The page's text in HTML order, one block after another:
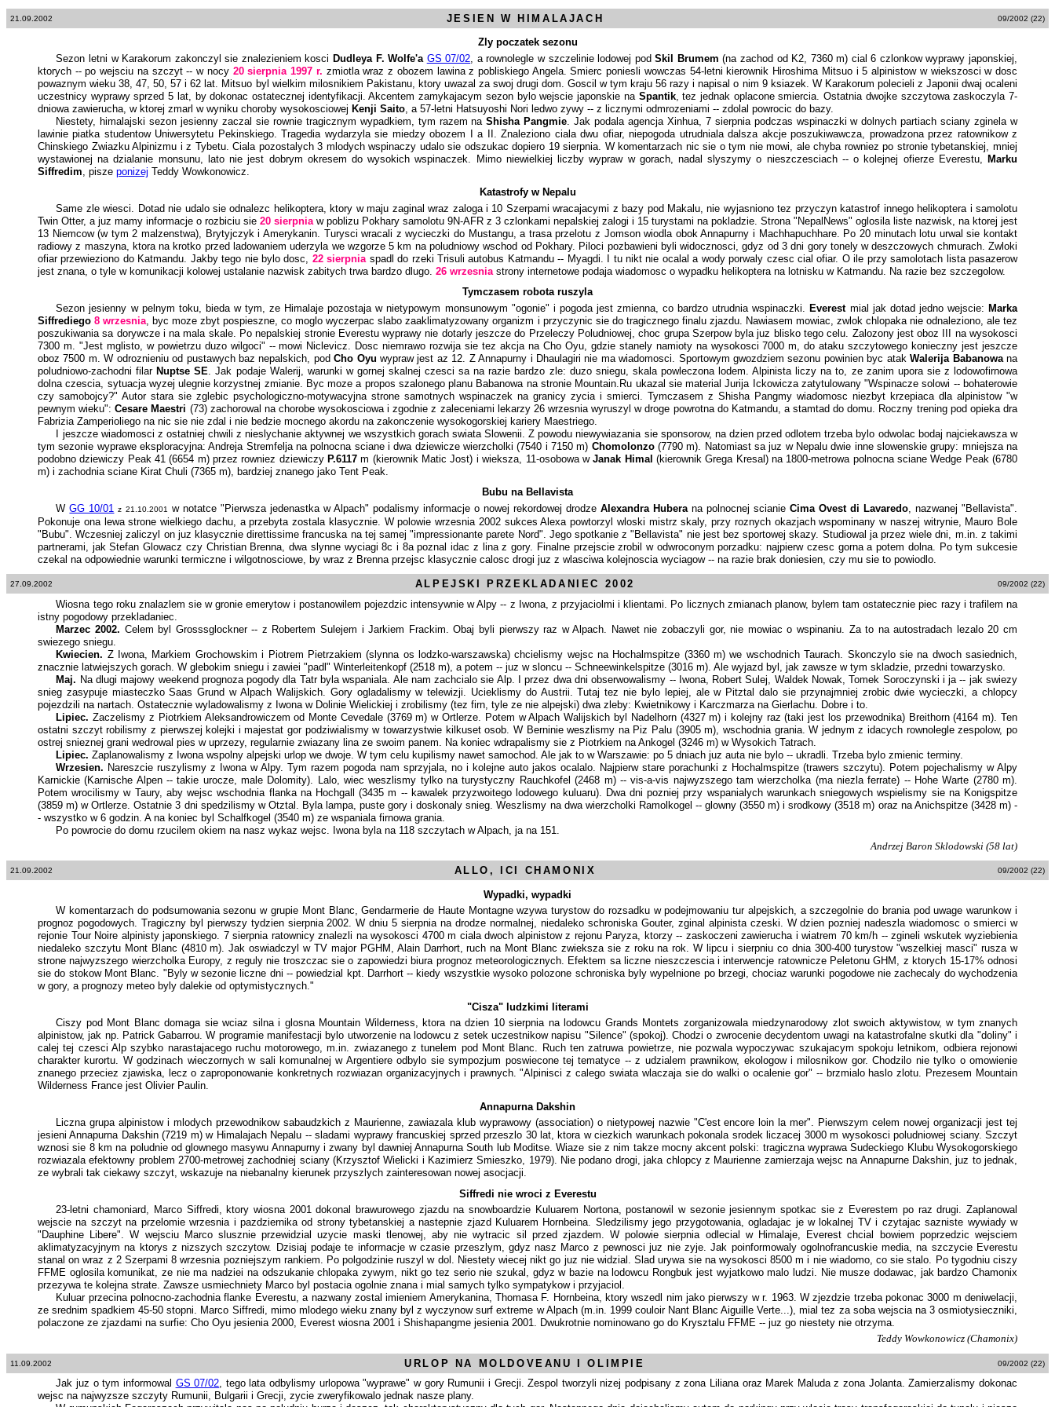
21.09.2002 JESIEN W HIMALAJACH 09/2002 (22)
Zly poczatek sezonu
Sezon letni w Karakorum zakonczyl sie znalezieniem kosci Dudleya F. Wolfe'a GS 07/02 , a rownolegle w szczelinie lodowej podSkil Brumem (na zachod od K2, 7360 m) cial 6 czlonkow wyprawy japonskiej,
ktorych -- po wejsciu na szczyt -- w nocy 20 sierpnia 1997 r. zmiotla wraz z obozem lawina z pobliskiego Angela. Smierc poniesli wowczas 54-letni kierownik Hiroshima Mitsuo i 5 alpinistow w wiekszosci w dosc
powaznym wieku 38, 47, 50, 57 i 62 lat. Mitsuo byl wielkim milosnikiem Pakistanu, ktory uwazal za swoj drugi dom. Goscil w tym kraju 56 razy i napisal o nim 9 ksiazek. W Karakorum polecieli z Japonii dwaj ocaleni
uczestnicy wyprawy sprzed 5 lat, by dokonac ostatecznej identyfikacji. Akcentem zamykajacym sezon bylo wejscie japonskie na Spantik, tez jednak oplacone smiercia. Ostatnia dwojke szczytowa zaskoczyla 7-
dniowa zawierucha, w ktorej zmarl w wyniku choroby wysokosciowej Kenji Saito , a 57-letni Hatsuyoshi Nori ledwo zywy -- z licznymi odmrozeniami -- zdolal powrocic do bazy.
Niestety, himalajski sezon jesienny zaczal sie rownie tragicznym wypadkiem, tym razem naShisha Pangmie . Jak podala agencja Xinhua, 7 sierpnia podczas wspinaczki w dolnych partiach sciany zginela w
lawinie piatka studentow Uniwersytetu Pekinskiego. Tragedia wydarzyla sie miedzy obozem I a II. Znaleziono ciala dwu ofiar, niepogoda utrudniala dalsza akcje poszukiwawcza, prowadzona przez ratownikow z
Chinskiego Zwiazku Alpinizmu i z Tybetu. Ciala pozostalych 3 mlodych wspinaczy udalo sie odszukac dopiero 19 sierpnia. W komentarzach nic sie o tym nie mowi, ale chyba rowniez po stronie tybetanskiej, mniej
wystawionej na dzialanie monsunu, lato nie jest dobrym okresem do wysokich wspinaczek. Mimo niewielkiej liczby wypraw w gorach, nadal slyszymy o nieszczesciach -- o kolejnej ofierze Everestu, Marku
Siffredim , pisze ponizej Teddy Wowkonowicz.
Katastrofy w Nepalu
Same zle wiesci. Dotad nie udalo sie odnalezc helikoptera, ktory w maju zaginal wraz zaloga i 10 Szerpami wracajacymi z bazy pod Makalu, nie wyjasniono tez przyczyn katastrof innego helikoptera i samolotu
Twin Otter, a juz mamy informacje o rozbiciu sie 20 sierpnia w poblizu Pokhary samolotu 9N-AFR z 3 czlonkami nepalskiej zalogi i 15 turystami na pokladzie. Strona "NepalNews" oglosila liste nazwisk, na ktorej jest
13 Niemcow (w tym 2 malzenstwa), Brytyjczyk i Amerykanin. Turysci wracali z wycieczki do Mustangu, a trasa przelotu z Jomson wiodla obok Annapurny i Machhapuchhare. Po 20 minutach lotu urwal sie kontakt
radiowy z maszyna, ktora na krotko przed ladowaniem uderzyla we wzgorze 5 km na poludniowy wschod od Pokhary. Piloci pozbawieni byli widocznosci, gdyz od 3 dni gory tonely w deszczowych chmurach. Zwloki
ofiar przewieziono do Katmandu. Jakby tego nie bylo dosc, 22 sierpnia spadl do rzeki Trisuli autobus Katmandu -- Myagdi. I tu nikt nie ocalal a wody porwaly czesc cial ofiar. O ile przy samolotach lista pasazerow
jest znana, o tyle w komunikacji kolowej ustalanie nazwisk zabitych trwa bardzo dlugo. 26 wrzesnia strony internetowe podaja wiadomosc o wypadku helikoptera na lotnisku w Katmandu. Na razie bez szczegolow.
Tymczasem robota ruszyla
Sezon jesienny w pelnym toku, bieda w tym, ze Himalaje pozostaja w nietypowym monsunowym "ogonie" i pogoda jest zmienna, co bardzo utrudnia wspinaczki.Everestmial jak dotad jedno wejscie:Marka
Siffrediego 8 wrzesnia , byc moze zbyt pospieszne, co moglo wyczerpac slabo zaaklimatyzowany organizm i przyczynic sie do tragicznego finalu zjazdu. Nawiasem mowiac, zwlok chlopaka nie odnaleziono, ale tez
poszukiwania sa dorywcze i na mala skale. Po nepalskiej stronie Everestu wyprawy nie dotarly jeszcze do Przeleczy Poludniowej, choc grupa Szerpow byla juz blisko tego celu. Zalozony jest oboz III na wysokosci
7300 m. "Jest mglisto, w powietrzu duzo wilgoci" -- mowi Niclevicz. Dosc niemrawo rozwija sie tez akcja na Cho Oyu, gdzie stanely namioty na wysokosci 7000 m, do ataku szczytowego konieczny jest jeszcze
oboz 7500 m. W odroznieniu od pustawych baz nepalskich, podCho Oyu wypraw jest az 12. Z Annapurny i Dhaulagiri nie ma wiadomosci. Sportowym gwozdziem sezonu powinien byc atakWalerija Babanowana
poludniowo-zachodni filarNuptse SE . Jak podaje Walerij, warunki w gornej skalnej czesci sa na razie bardzo zle: duzo sniegu, skala powleczona lodem. Alpinista liczy na to, ze zanim upora sie z lodowofirnowa
dolna czescia, sytuacja wyzej ulegnie korzystnej zmianie. Byc moze a propos szalonego planu Babanowa na stronie Mountain.Ru ukazal sie material Jurija Ickowicza zatytulowany "Wspinacze solowi -- bohaterowie
czy samobojcy?" Autor stara sie zglebic psychologiczno-motywacyjna strone samotnych wspinaczek na granicy zycia i smierci. Tymczasem z Shisha Pangmy wiadomosc niezbyt krzepiaca dla alpinistow "w
pewnym wieku":Cesare Maestri (73) zachorowal na chorobe wysokosciowa i zgodnie z zaleceniami lekarzy 26 wrzesnia wyruszyl w droge powrotna do Katmandu, a stamtad do domu. Roczny trening pod opieka dra
Fabrizia Zamperioliego na nic sie nie zdal i nie bedzie mocnego akordu na zakonczenie wysokogorskiej kariery Maestriego.
I jeszcze wiadomosci z ostatniej chwili z nieslychanie aktywnej we wszystkich gorach swiata Slowenii. Z powodu niewywiazania sie sponsorow, na dzien przed odlotem trzeba bylo odwolac bodaj najciekawsza w
tym sezonie wyprawe eksploracyjna: Andreja Stremfelja na polnocna sciane i dwa dziewicze wierzcholki (7540 i 7150 m) Chomolonzo(7790 m). Natomiast sa juz w Nepalu dwie inne slowenskie grupy: mniejsza na
podobno dziewiczy Peak 41 (6654 m) przez rowniez dziewiczyP.6117 m (kierownik Matic Jost) i wieksza, 11-osobowa wJanak Himal (kierownik Grega Kresal) na 1800-metrowa polnocna sciane Wedge Peak (6780
m) i zachodnia sciane Kirat Chuli (7365 m), bardziej znanego jako Tent Peak.
Bubu na Bellavista
WGG 10/01 z 21.10.2001 w notatce "Pierwsza jedenastka w Alpach" podalismy informacje o nowej rekordowej drodze Alexandra Huberana polnocnej scianie Cima Ovest di Lavaredo , nazwanej "Bellavista".
Pokonuje ona lewa strone wielkiego dachu, a przebyta zostala klasycznie. W polowie wrzesnia 2002 sukces Alexa powtorzyl wloski mistrz skaly, przy roznych okazjach wspominany w naszej witrynie, Mauro Bole
"Bubu". Wczesniej zaliczyl on juz klasycznie direttissime francuska na tej samej "impressionante parete Nord". Jego spotkanie z "Bellavista" nie jest bez sportowej skazy. Studiowal ja przez wiele dni, m.in. z takimi
partnerami, jak Stefan Glowacz czy Christian Brenna, dwa slynne wyciagi 8c i 8a poznal idac z lina z gory. Finalne przejscie zrobil w odwroconym porzadku: najpierw czesc gorna a potem dolna. Po tym sukcesie
czekal na odpowiednie warunki termiczne i wilgotnosciowe, by wraz z Brenna przejsc klasycznie calosc drogi juz z wlasciwa kolejnoscia wyciagow -- na razie brak doniesien, czy mu sie to powiodlo.
27.09.2002 ALPEJSKI PRZEKLADANIEC 2002 09/2002 (22)
Wiosna tego roku znalazlem sie w gronie emerytow i postanowilem pojezdzic intensywnie w Alpy -- z Iwona, z przyjaciolmi i klientami. Po licznych zmianach planow, bylem tam ostatecznie piec razy i trafilem na
istny pogodowy przekladaniec.
Marzec 2002. Celem byl Grosssglockner -- z Robertem Sulejem i Jarkiem Frackim. Obaj byli pierwszy raz w Alpach. Nawet nie zobaczyli gor, nie mowiac o wspinaniu. Za to na autostradach lezalo 20 cm
swiezego sniegu.
Kwiecien. Z Iwona, Markiem Grochowskim i Piotrem Pietrzakiem (slynna os lodzko-warszawska) chcielismy wejsc na Hochalmspitze (3360 m) we wschodnich Taurach. Skonczylo sie na dwoch sasiednich,
znacznie latwiejszych gorach. W glebokim sniegu i zawiei "padl" Winterleitenkopf (2518 m), a potem -- juz w sloncu -- Schneewinkelspitze (3016 m). Ale wyjazd byl, jak zawsze w tym skladzie, przedni towarzysko.
Maj. Na dlugi majowy weekend prognoza pogody dla Tatr byla wspaniala. Ale nam zachcialo sie Alp. I przez dwa dni obserwowalismy -- Iwona, Robert Sulej, Waldek Nowak, Tomek Soroczynski i ja -- jak swiezy
snieg zasypuje miasteczko Saas Grund w Alpach Walijskich. Gory ogladalismy w telewizji. Ucieklismy do Austrii. Tutaj tez nie bylo lepiej, ale w Pitztal dalo sie przynajmniej zrobic dwie wycieczki, a chlopcy
pojezdzili na nartach. Ostatecznie wyladowalismy z Iwona w Dolinie Wielickiej i zrobilismy (tez firn, tyle ze nie alpejski) dwa zleby: Kwietnikowy i Karczmarza na Gierlachu. Dobre i to.
Lipiec. Zaczelismy z Piotrkiem Aleksandrowiczem od Monte Cevedale (3769 m) w Ortlerze. Potem w Alpach Walijskich byl Nadelhorn (4327 m) i kolejny raz (taki jest los przewodnika) Breithorn (4164 m). Ten
ostatni szczyt robilismy z pierwszej kolejki i majestat gor podziwialismy w towarzystwie kilkuset osob. W Berninie weszlismy na Piz Palu (3905 m), wschodnia grania. W jednym z idacych rownolegle zespolow, po
ostrej snieznej grani wedrowal pies w uprzezy, regularnie zwiazany lina ze swoim panem. Na koniec wdrapalismy sie z Piotrkiem na Ankogel (3246 m) w Wysokich Tatrach.
Lipiec. Zaplanowalismy z Iwona wspolny alpejski urlop we dwoje. W tym celu kupilismy nawet samochod. Ale jak to w Warszawie: po 5 dniach juz auta nie bylo -- ukradli. Trzeba bylo zmienic terminy.
Wrzesien. Nareszcie ruszylismy z Iwona w Alpy. Tym razem pogoda nam sprzyjala, no i kolejne auto jakos ocalalo. Najpierw stare porachunki z Hochalmspitze (trawers szczytu). Potem pojechalismy w Alpy
Karnickie (Karnische Alpen -- takie urocze, male Dolomity). Lalo, wiec weszlismy tylko na turystyczny Rauchkofel (2468 m) -- vis-a-vis najwyzszego tam wierzcholka (ma niezla ferrate) -- Hohe Warte (2780 m).
Potem wrocilismy w Taury, aby wejsc wschodnia flanka na Hochgall (3435 m -- kawalek przyzwoitego lodowego kuluaru). Dwa dni pozniej przy wspanialych warunkach sniegowych wspielismy sie na Konigspitze
(3859 m) w Ortlerze. Ostatnie 3 dni spedzilismy w Otztal. Byla lampa, puste gory i doskonaly snieg. Weszlismy na dwa wierzcholki Ramolkogel -- glowny (3550 m) i srodkowy (3518 m) oraz na Anichspitze (3428 m) -
- wszystko w 6 godzin. A na koniec byl Schalfkogel (3540 m) ze wspaniala firnowa grania.
Po powrocie do domu rzucilem okiem na nasz wykaz wejsc. Iwona byla na 118 szczytach w Alpach, ja na 151.
Andrzej Baron Sklodowski (58 lat)
21.09.2002 ALLO, ICI CHAMONIX 09/2002 (22)
Wypadki, wypadki
W komentarzach do podsumowania sezonu w grupie Mont Blanc, Gendarmerie de Haute Montagne wzywa turystow do rozsadku w podejmowaniu tur alpejskich, a szczegolnie do brania pod uwage warunkow i
prognoz pogodowych. Tragiczny byl pierwszy tydzien sierpnia 2002. W dniu 5 sierpnia na drodze normalnej, niedaleko schroniska Gouter, zginal alpinista czeski. W dzien pozniej nadeszla wiadomosc o smierci w
rejonie Tour Noire alpinisty japonskiego. 7 sierpnia ratownicy znalezli na wysokosci 4700 m ciala dwoch alpinistow z rejonu Paryza, ktorzy -- zaskoczeni zawierucha i wiatrem 70 km/h -- zgineli wskutek wyziebienia
niedaleko szczytu Mont Blanc (4810 m). Jak oswiadczyl w TV major PGHM, Alain Darrhort, ruch na Mont Blanc zwieksza sie z roku na rok. W lipcu i sierpniu co dnia 300-400 turystow "wszelkiej masci" rusza w
strone najwyzszego wierzcholka Europy, z reguly nie troszczac sie o zapowiedzi biura prognoz meteorologicznych. Efektem sa liczne nieszczescia i interwencje ratownicze Peletonu GHM, z ktorych 15-17% odnosi
sie do stokow Mont Blanc. "Byly w sezonie liczne dni -- powiedzial kpt. Darrhort -- kiedy wszystkie wysoko polozone schroniska byly wypelnione po brzegi, chociaz warunki pogodowe nie zachecaly do wychodzenia
w gory, a prognozy meteo byly dalekie od optymistycznych."
"Cisza" ludzkimi literami
Ciszy pod Mont Blanc domaga sie wciaz silna i glosna Mountain Wilderness, ktora na dzien 10 sierpnia na lodowcu Grands Montets zorganizowala miedzynarodowy zlot swoich aktywistow, w tym znanych
alpinistow, jak np. Patrick Gabarrou. W programie manifestacji bylo utworzenie na lodowcu z setek uczestnikow napisu "Silence" (spokoj). Chodzi o zwrocenie decydentom uwagi na katastrofalne skutki dla "doliny" i
calej tej czesci Alp szybko narastajacego ruchu motorowego, m.in. zwiazanego z tunelem pod Mont Blanc. Ruch ten zatruwa powietrze, nie pozwala wypoczywac szukajacym spokoju letnikom, odbiera rejonowi
charakter kurortu. W godzinach wieczornych w sali komunalnej w Argentiere odbylo sie sympozjum poswiecone tej tematyce -- z udzialem prawnikow, ekologow i milosnikow gor. Chodzilo nie tylko o omowienie
znanego przeciez zjawiska, lecz o zaproponowanie konkretnych rozwiazan organizacyjnych i prawnych. "Alpinisci z calego swiata wlaczaja sie do walki o ocalenie gor" -- brzmialo haslo zlotu. Prezesem Mountain
Wilderness France jest Olivier Paulin.
Annapurna Dakshin
Liczna grupa alpinistow i mlodych przewodnikow sabaudzkich z Maurienne, zawiazala klub wyprawowy (association) o nietypowej nazwie "C'est encore loin la mer". Pierwszym celem nowej organizacji jest tej
jesieni Annapurna Dakshin (7219 m) w Himalajach Nepalu -- sladami wyprawy francuskiej sprzed przeszlo 30 lat, ktora w ciezkich warunkach pokonala srodek liczacej 3000 m wysokosci poludniowej sciany. Szczyt
wznosi sie 8 km na poludnie od glownego masywu Annapurny i zwany byl dawniej Annapurna South lub Moditse. Wiaze sie z nim takze mocny akcent polski: tragiczna wyprawa Sudeckiego Klubu Wysokogorskiego
rozwiazala efektowny problem 2700-metrowej zachodniej sciany (Krzysztof Wielicki i Kazimierz Smieszko, 1979). Nie podano drogi, jaka chlopcy z Maurienne zamierzaja wejsc na Annapurne Dakshin, juz to jednak,
ze wybrali tak ciekawy szczyt, wskazuje na niebanalny kierunek przyszlych zainteresowan nowej asocjacji.
Siffredi nie wroci z Everestu
23-letni chamoniard, Marco Siffredi, ktory wiosna 2001 dokonal brawurowego zjazdu na snowboardzie Kuluarem Nortona, postanowil w sezonie jesiennym spotkac sie z Everestem po raz drugi. Zaplanowal
wejscie na szczyt na przelomie wrzesnia i pazdziernika od strony tybetanskiej a nastepnie zjazd Kuluarem Hornbeina. Sledzilismy jego przygotowania, ogladajac je w lokalnej TV i czytajac sazniste wywiady w
"Dauphine Libere". W wejsciu Marco slusznie przewidzial uzycie maski tlenowej, aby nie wytracic sil przed zjazdem. W polowie sierpnia odlecial w Himalaje, Everest chcial bowiem poprzedzic wejsciem
aklimatyzacyjnym na ktorys z nizszych szczytow. Dzisiaj podaje te informacje w czasie przeszlym, gdyz nasz Marco z pewnosci juz nie zyje. Jak poinformowaly ogolnofrancuskie media, na szczycie Everestu
stanal on wraz z 2 Szerpami 8 wrzesnia pozniejszym rankiem. Po polgodzinie ruszyl w dol. Niestety wiecej nikt go juz nie widzial. Slad urywa sie na wysokosci 8500 m i nie wiadomo, co sie stalo. Po tygodniu ciszy
FFME oglosila komunikat, ze nie ma nadziei na odszukanie chlopaka zywym, nikt go tez serio nie szukal, gdyz w bazie na lodowcu Rongbuk jest wyjatkowo malo ludzi. Nie musze dodawac, jak bardzo Chamonix
przezywa te kolejna strate. Zawsze usmiechniety Marco byl postacia ogolnie znana i mial samych tylko sympatykow i przyjaciol.
Kuluar przecina polnocno-zachodnia flanke Everestu, a nazwany zostal imieniem Amerykanina, Thomasa F. Hornbeina, ktory wszedl nim jako pierwszy w r. 1963. W zjezdzie trzeba pokonac 3000 m deniwelacji,
ze srednim spadkiem 45-50 stopni. Marco Siffredi, mimo mlodego wieku znany byl z wyczynow surf extreme w Alpach (m.in. 1999 couloir Nant Blanc Aiguille Verte...), mial tez za soba wejscia na 3 osmiotysieczniki,
polaczone ze zjazdami na surfie: Cho Oyu jesienia 2000, Everest wiosna 2001 i Shishapangme jesienia 2001. Dwukrotnie nominowano go do Krysztalu FFME -- juz go niestety nie otrzyma.
Teddy Wowkonowicz (Chamonix)
11.09.2002 URLOP NA MOLDOVEANU I OLIMPIE 09/2002 (22)
Jak juz o tym informowal GS 07/02, tego lata odbylismy urlopowa "wyprawe" w gory Rumunii i Grecji. Zespol tworzyli nizej podpisany z zona Liliana oraz Marek Maluda z zona Jolanta. Zamierzalismy dokonac
wejsc na najwyzsze szczyty Rumunii, Bulgarii i Grecji, zycie zweryfikowalo jednak nasze plany.